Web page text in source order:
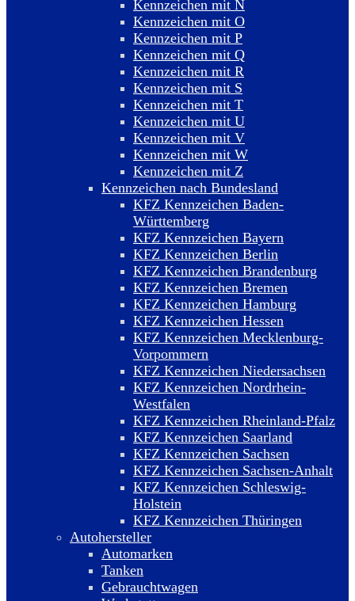
Kennzeichen mit N
Kennzeichen mit O
Kennzeichen mit P
Kennzeichen mit Q
Kennzeichen mit R
Kennzeichen mit S
Kennzeichen mit T
Kennzeichen mit U
Kennzeichen mit V
Kennzeichen mit W
Kennzeichen mit Z
Kennzeichen nach Bundesland
KFZ Kennzeichen Baden-
Württemberg
KFZ Kennzeichen Bayern
KFZ Kennzeichen Berlin
KFZ Kennzeichen Brandenburg
KFZ Kennzeichen Bremen
KFZ Kennzeichen Hamburg
KFZ Kennzeichen Hessen
KFZ Kennzeichen Mecklenburg-
Vorpommern
KFZ Kennzeichen Niedersachsen
KFZ Kennzeichen Nordrhein-
Westfalen
KFZ Kennzeichen Rheinland-Pfalz
KFZ Kennzeichen Saarland
KFZ Kennzeichen Sachsen
KFZ Kennzeichen Sachsen-Anhalt
KFZ Kennzeichen Schleswig-
Holstein
KFZ Kennzeichen Thüringen
Autohersteller
Automarken
Tanken
Gebrauchtwagen